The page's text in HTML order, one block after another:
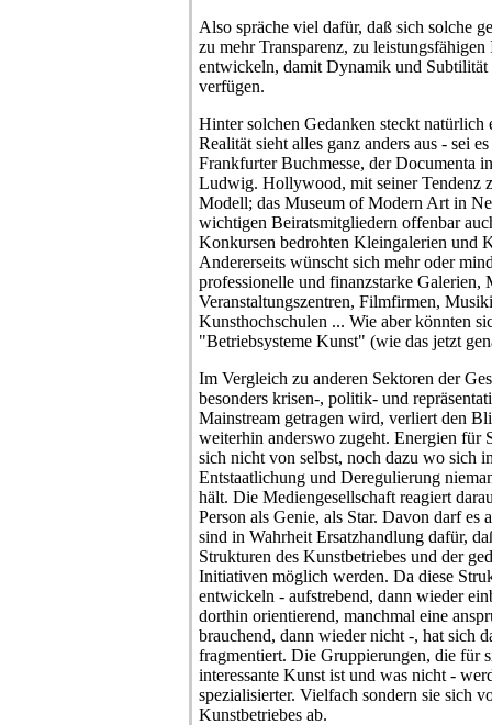
Also spräche viel dafür, daß sich solche
zu mehr Transparenz, zu
entwickeln, damit Dynamik und Subtilität
verfügen.
Hinter solchen Gedanken steckt natürlich
Realität sieht alles ganz anders aus - sei
Frankfurter Buchmesse, der Documenta
Ludwig. Hollywood, mit seiner Tendenz
Modell; das Museum of Modern Art in
wichtigen Beiratsmitgliedern offenbar
Konkursen bedrohten Kleingalerien und
Andererseits wünscht sich mehr oder
professionelle und finanzstarke Galerien,
Veranstaltungszentren, Filmfirmen,
Kunsthochschulen ... Wie aber könnten
"Betriebsysteme Kunst" (wie das jetzt
Im Vergleich zu anderen Sektoren der
besonders krisen-, politik- und
Mainstream getragen wird, verliert den
weiterhin anderswo zugeht. Energien für
sich nicht von selbst, noch dazu wo sich
Entstaatlichung und Deregulierung
hält. Die Mediengesellschaft reagiert
Person als Genie, als Star. Davon darf es
sind in Wahrheit Ersatzhandlung dafür,
Strukturen des Kunstbetriebes und der
Initiativen möglich werden. Da diese
entwickeln - aufstrebend, dann wieder
dorthin orientierend, manchmal eine
brauchend, dann wieder nicht -, hat sich
fragmentiert. Die Gruppierungen, die für
interessante Kunst ist und was nicht -
spezialisierter. Vielfach sondern sie sich
Kunstbetriebes ab.